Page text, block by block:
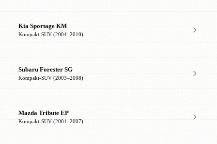
Kia Sportage KM
Kompakt-SUV (2004–2010)
Subaru Forester SG
Kompakt-SUV (2003–2008)
Mazda Tribute EP
Kompakt-SUV (2001–2007)